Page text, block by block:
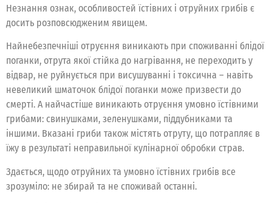
Незнання ознак, особливостей їстівних і отруйних грибів є
досить розповсюдженим явищем.
Найнебезпечніші отруєння виникають при споживанні блідої
поганки, отрута якої стійка до нагрівання, не переходить у
відвар, не руйнується при висушуванні і токсична – навіть
невеликий шматочок блідої поганки може призвести до
смерті. А найчастіше виникають отруєння умовно їстівними
грибами: свинушками, зеленушками, піддубниками та
іншими. Вказані гриби також містять отруту, що потрапляє в
їжу в результаті неправильної кулінарної обробки страв.
Здається, щодо отруйних та умовно їстівних грибів все
зрозуміло: не збирай та не споживай останні.